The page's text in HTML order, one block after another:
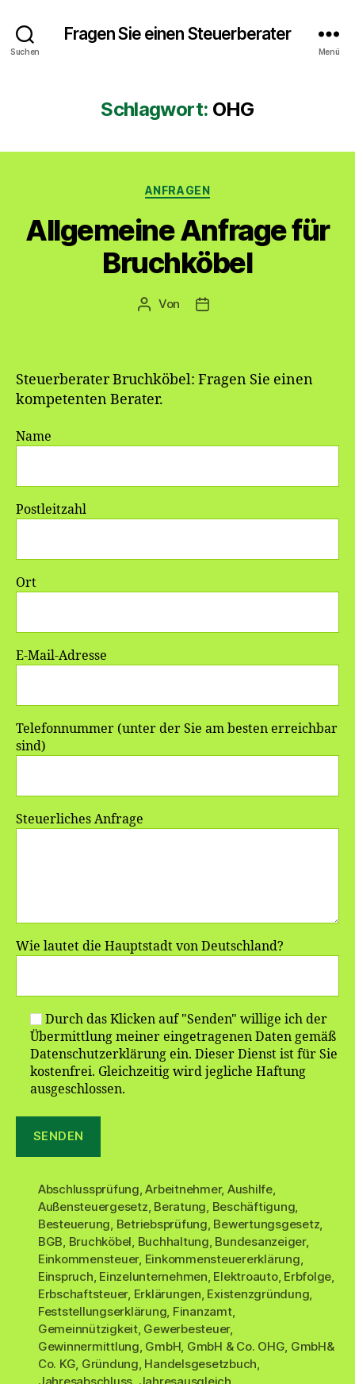
Suchen
Fragen Sie einen Steuerberater
Menü
Schlagwort: OHG
Kategorien
ANFRAGEN
Allgemeine Anfrage für
Bruchköbel
Beitragsautor
Von Veröffentlichungsdatum
Steuerberater Bruchköbel: Fragen Sie einen
kompetenten Berater.
Name
Postleitzahl
Ort
E-Mail-Adresse
Telefonnummer (unter der Sie am besten erreichbar
sind)
Steuerliches Anfrage
Wie lautet die Hauptstadt von Deutschland?
Durch das Klicken auf "Senden" willige ich der
Übermittlung meiner eingetragenen Daten gemäß
Datenschutzerklärung ein. Dieser Dienst ist für Sie
kostenfrei. Gleichzeitig wird jegliche Haftung
ausgeschlossen.
Abschlussprüfung ,Arbeitnehmer, Aushilfe,
Außensteuergesetz Beratung Beschäftigung
Besteuerung Betriebsprüfung Bewertungsgesetz
BGB Bruchköbel Buchhaltung Bundesanzeiger,
Einkommensteuer, Einkommensteuererklärung
Einspruch Einzelunternehmen Elektroauto, Erbfolge
Erbschaftsteuer, Erklärungen Existenzgründung
Feststellungserklärung Finanzamt,
Gemeinnützigkeit, Gewerbesteuer,
Gewinnermittlung GmbH GmbH & Co. OHG GmbH&
Co. KG Gründung Handelsgesetzbuch
Jahresabschluss Jahresausgleich